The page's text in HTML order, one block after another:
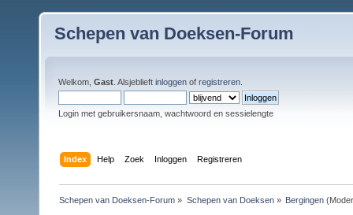
Schepen van Doeksen-Forum
Welkom, Gast . Alsjeblieft inloggen of registreren
Login met gebruikersnaam, wachtwoord en sessielengte
Index Help Zoek Inloggen Registreren
Schepen van Doeksen-Forum » Schepen van Doeksen» Bergingen